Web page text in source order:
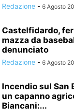
Redazione - 6 Agosto
Castelfidardo,
mazza da
denunciato
Redazione - 6 Agosto
Incendio sul San
un capanno
Biancani:...